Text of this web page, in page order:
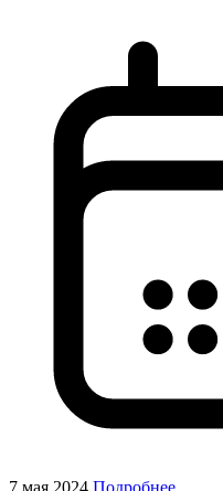
7 мая 2024 Подробнее